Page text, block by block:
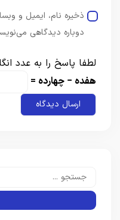
ذخیره نام، ایمیل و
دوباره دیدگاهی
لطفا پاسخ را به عدد
هفده − چهارده =